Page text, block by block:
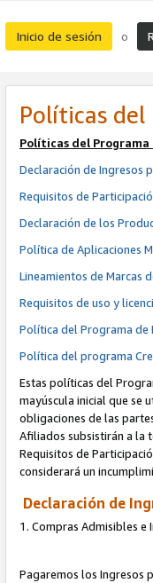
Inicio de sesión o
Políticas
Políticas del
Declaración de Ingresos
Requisitos de
Declaración de los
Política de Aplicaciones
Lineamientos de Marcas
Requisitos de uso y
Política del Programa de
Política del programa
Estas políticas del
mayúscula inicial que se
obligaciones de las
Afiliados subsistirán a la
Requisitos de
considerará un
Declaración de
1. Compras Admisibles e
Pagaremos los Ingresos